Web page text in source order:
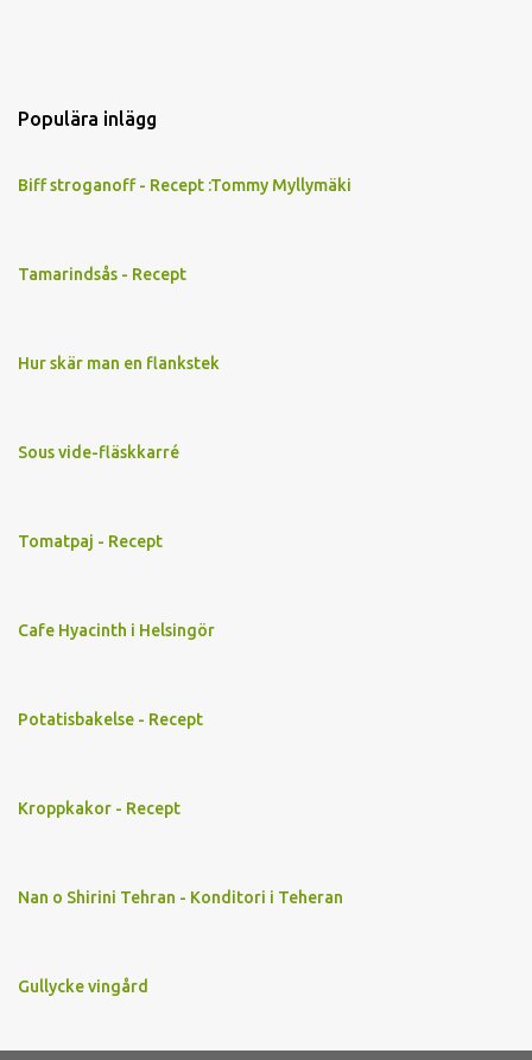
Populära inlägg
Biff stroganoff - Recept :Tommy Myllymäki
Tamarindsås - Recept
Hur skär man en flankstek
Sous vide-fläskkarré
Tomatpaj - Recept
Cafe Hyacinth i Helsingör
Potatisbakelse - Recept
Kroppkakor - Recept
Nan o Shirini Tehran - Konditori i Teheran
Gullycke vingård